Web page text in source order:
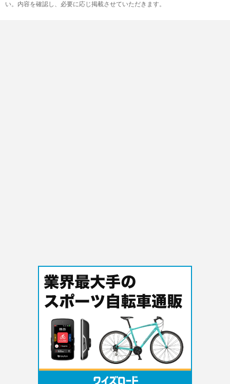
い。内容を確認し、必要に応じ掲載させていただきます。